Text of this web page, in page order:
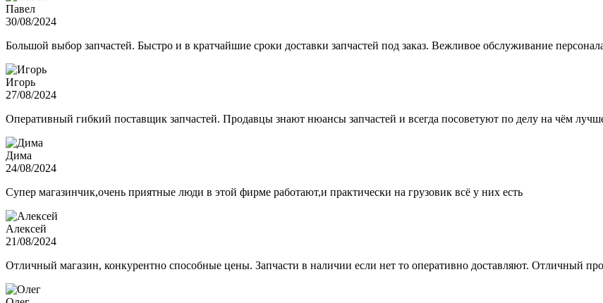
Павел
30/08/2024
Большой выбор запчастей. Быстро и в кратчайшие сроки доставки запчастей под заказ. Вежливое обслуживание
Игорь
27/08/2024
Оперативный гибкий поставщик запчастей. Продавцы знают нюансы запчастей и всегда посоветуют по делу на чём
Дима
24/08/2024
Супер магазинчик,очень приятные люди в этой фирме работают,и практически на грузовик всё у них есть
Алексей
21/08/2024
Отличный магазин, конкурентно способные цены. Запчасти в наличии если нет то оперативно доставляют. Отличный